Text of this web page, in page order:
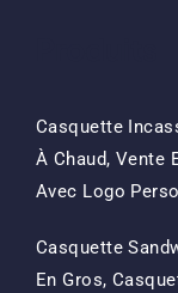
Casquette
À Chaud, Vente
Avec Logo
Casquette
En Gros,